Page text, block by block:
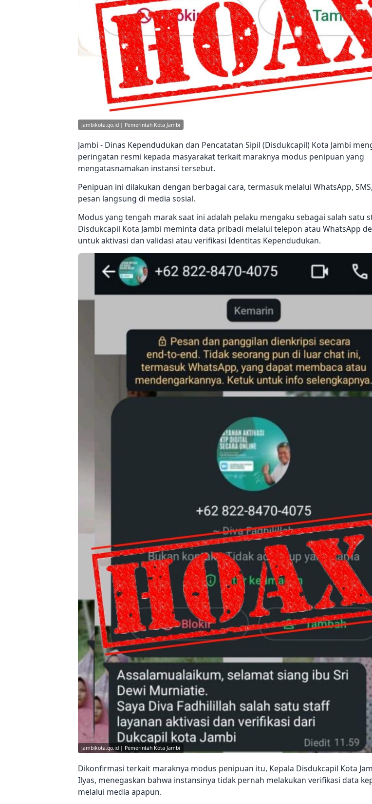
jambikota.go.id | Pemerintah Kota Jambi
Jambi - Dinas Kependudukan dan Pencatatan Sipil (Disdukcapil) Kota Jambi
peringatan resmi kepada masyarakat terkait maraknya modus penipuan yang
mengatasnamakan instansi tersebut.
Penipuan ini dilakukan dengan berbagai cara, termasuk melalui WhatsApp,
pesan langsung di media sosial.
Modus yang tengah marak saat ini adalah pelaku mengaku sebagai salah satu
Disdukcapil Kota Jambi meminta data pribadi melalui telepon atau WhatsApp
untuk aktivasi dan validasi atau verifikasi Identitas Kependudukan.
jambikota.go.id | Pemerintah Kota Jambi
Dikonfirmasi terkait maraknya modus penipuan itu, Kepala Disdukcapil Kota
Ilyas, menegaskan bahwa instansinya tidak pernah melakukan verifikasi data
melalui media apapun.